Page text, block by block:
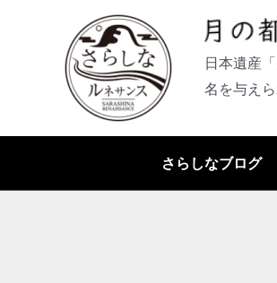
ッ
日本遺産
名を与え
さらしなブログ